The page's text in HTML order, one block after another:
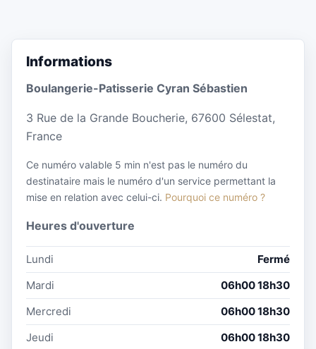
Informations
Boulangerie-Patisserie Cyran Sébastien
3 Rue de la Grande Boucherie, 67600 Sélestat,
France
Ce numéro valable 5 min n'est pas le numéro du
destinataire mais le numéro d'un service permettant la
mise en relation avec celui-ci. Pourquoi ce numéro ?
Heures d'ouverture
Lundi
Fermé
Mardi
06h00 18h30
Mercredi
06h00 18h30
Jeudi
06h00 18h30